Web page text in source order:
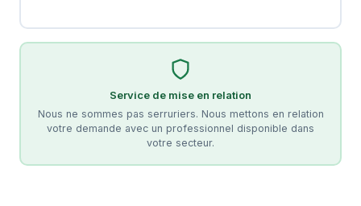
Service de mise en relation
Nous ne sommes pas serruriers. Nous mettons en relation
votre demande avec un professionnel disponible dans
votre secteur.